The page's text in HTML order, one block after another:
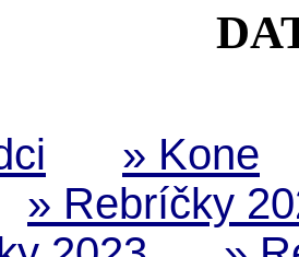
» Kone
» Rebríčky